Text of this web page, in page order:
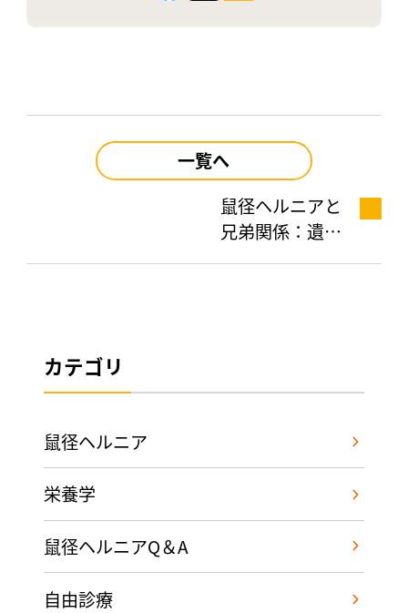
一覧へ
鼠径ヘルニアと
兄弟関係：遺伝
の可能性と予防
カテゴリ
鼠径ヘルニア
栄養学
鼠径ヘルニアQ＆A
自由診療